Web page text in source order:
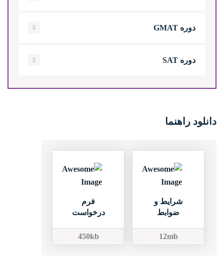
دوره GMAT
دوره SAT
دانلود راهنما
فرم
درخواست
450kb
شرایط و
ضوابط
12mb